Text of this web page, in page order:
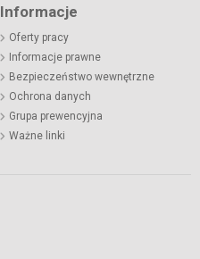
Informacje
Oferty pracy
Informacje prawne
Bezpieczeństwo wewnętrzne
Ochrona danych
Grupa prewencyjna
Ważne linki